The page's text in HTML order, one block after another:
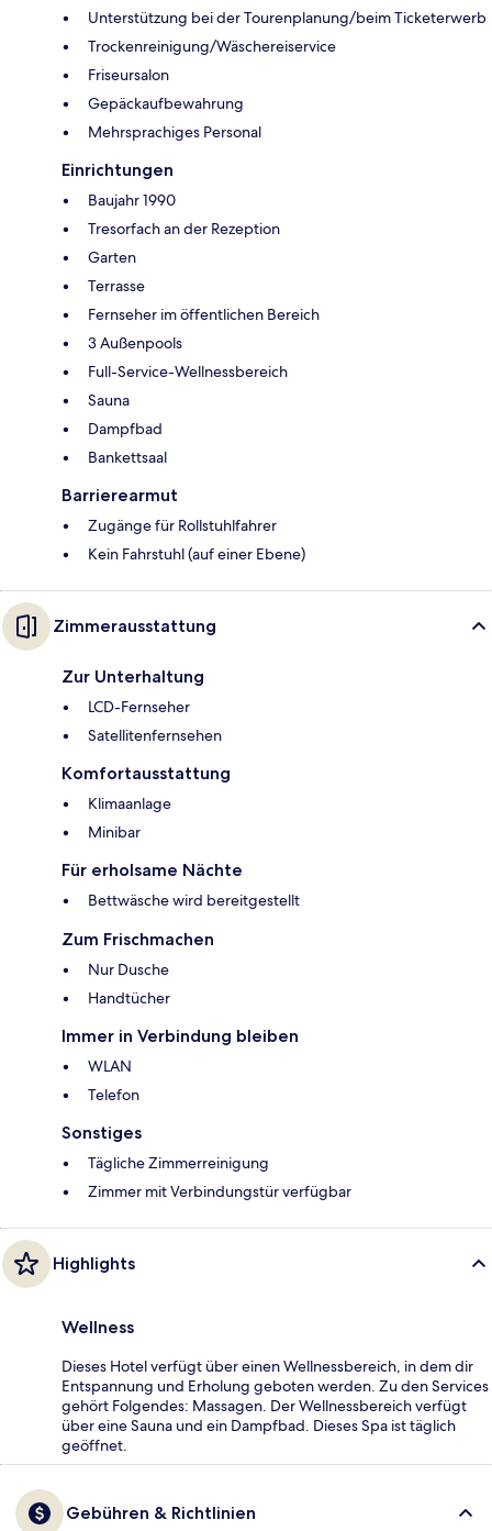
Unterstützung bei der Tourenplanung/beim Ticketerwerb
Trockenreinigung/Wäschereiservice
Friseursalon
Gepäckaufbewahrung
Mehrsprachiges Personal
Einrichtungen
Baujahr 1990
Tresorfach an der Rezeption
Garten
Terrasse
Fernseher im öffentlichen Bereich
3 Außenpools
Full-Service-Wellnessbereich
Sauna
Dampfbad
Bankettsaal
Barrierearmut
Zugänge für Rollstuhlfahrer
Kein Fahrstuhl (auf einer Ebene)
Zimmerausstattung
Zur Unterhaltung
LCD-Fernseher
Satellitenfernsehen
Komfortausstattung
Klimaanlage
Minibar
Für erholsame Nächte
Bettwäsche wird bereitgestellt
Zum Frischmachen
Nur Dusche
Handtücher
Immer in Verbindung bleiben
WLAN
Telefon
Sonstiges
Tägliche Zimmerreinigung
Zimmer mit Verbindungstür verfügbar
Highlights
Wellness
Dieses Hotel verfügt über einen Wellnessbereich, in dem dir
Entspannung und Erholung geboten werden. Zu den Services
gehört Folgendes: Massagen. Der Wellnessbereich verfügt
über eine Sauna und ein Dampfbad. Dieses Spa ist täglich
geöffnet.
Gebühren & Richtlinien